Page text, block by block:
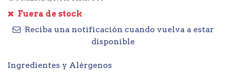
Fuera de stock
Reciba una notificación cuando vuelva a estar
disponible
Ingredientes y Alérgenos